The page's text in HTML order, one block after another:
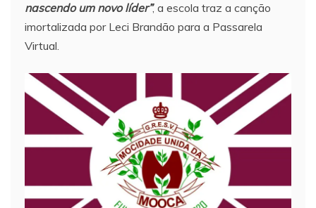
nascendo um novo líder”, a escola traz a canção
imortalizada por Leci Brandão para a Passarela
Virtual.